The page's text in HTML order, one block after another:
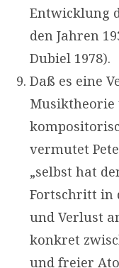
Entwicklung
den Jahren
Dubiel 1978).
Daß es eine
Musiktheorie
vermutet
„selbst hat
Fortschritt in
und Verlust
konkret
und freier